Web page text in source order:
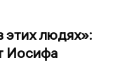
этих людях»:
Иосифа